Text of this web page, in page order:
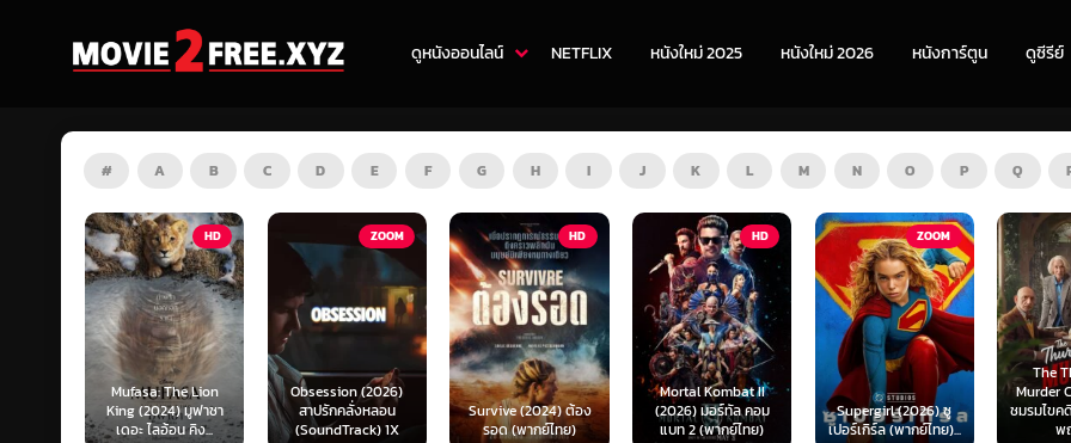
ดูหนังออนไลน์ NETFLIX หนังใหม่ 2025 หนังใหม่ 2026 หนังการ์ตูน ดูซีรีย์
# A B C D E F G H I J K L M N O P Q
ZOOM
Obsession (2026)
สาปรักคลั่งหลอน
(SoundTrack) 1X
HD
Survive (2024) ต้อง
รอด (พากย์ไทย)
HD
Mortal Kombat II
(2026) มอร์ทัล คอม
แบท 2 (พากย์ไทย)
ZOOM
Supergirl (2026) ซู
เปอร์เกิร์ล (พากย์ไทย)...
HD
The Thursday
Murder Club (2025)
ชมรมไขคดีฆาตกรรมวัน
พฤหัส...
มันขึ้น
(พ